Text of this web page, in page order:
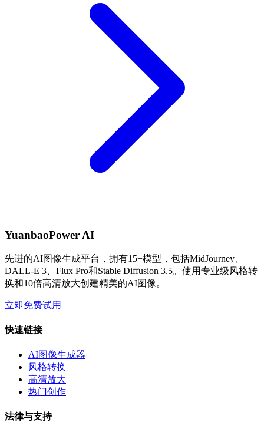
YuanbaoPower AI
先进的AI图像生成平台，拥有15+模型，包括MidJourney、
DALL-E 3、Flux Pro和Stable Diffusion 3.5。使用专业级风格转
换和10倍高清放大创建精美的AI图像。
立即免费试用
快速链接
AI图像生成器
风格转换
高清放大
热门创作
法律与支持